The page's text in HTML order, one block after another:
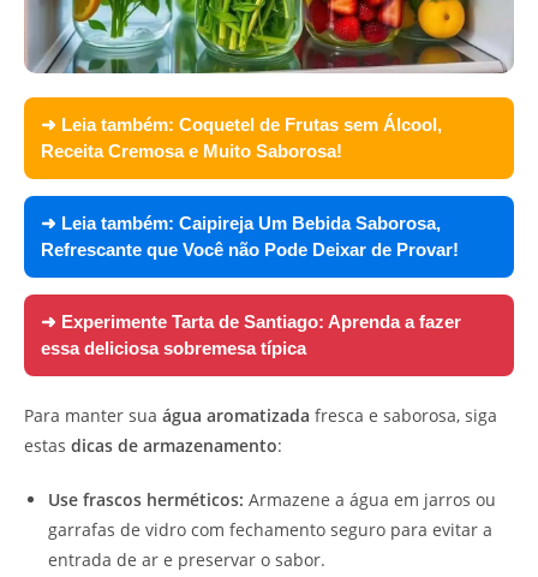
➜ Leia também: Coquetel de Frutas sem Álcool,
Receita Cremosa e Muito Saborosa!
➜ Leia também: Caipireja Um Bebida Saborosa,
Refrescante que Você não Pode Deixar de Provar!
➜ Experimente Tarta de Santiago: Aprenda a fazer
essa deliciosa sobremesa típica
Para manter sua água aromatizada fresca e saborosa, siga
estas dicas de armazenamento:
Use frascos herméticos: Armazene a água em jarros ou
garrafas de vidro com fechamento seguro para evitar a
entrada de ar e preservar o sabor.